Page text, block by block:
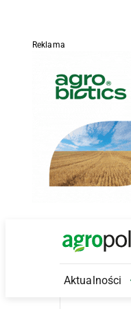
Reklama
Main Logo
Aktualności